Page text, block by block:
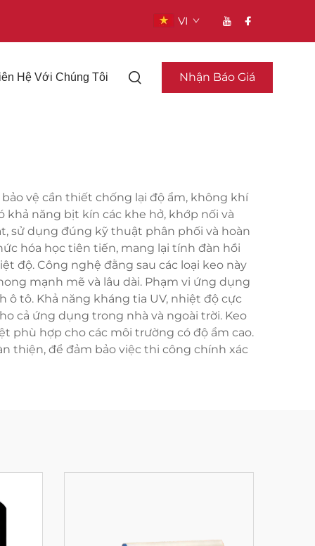
VI
Hệ Với Chúng Tôi Nhận Báo Giá
vệ cần thiết chống lại độ ẩm, không khí
khả năng bịt kín các khe hở, khớp nối và
sử dụng đúng kỹ thuật phân phối và hoàn
hóa học tiên tiến, mang lại tính đàn hồi
độ. Công nghệ đằng sau các loại keo này
mạnh mẽ và lâu dài. Phạm vi ứng dụng
tô. Khả năng kháng tia UV, nhiệt độ cực
cả ứng dụng trong nhà và ngoài trời. Keo
phù hợp cho các môi trường có độ ẩm cao.
thiện, để đảm bảo việc thi công chính xác